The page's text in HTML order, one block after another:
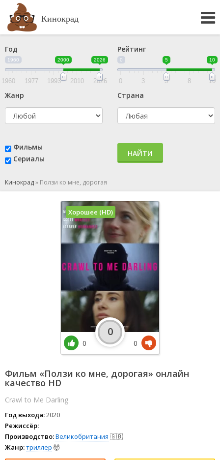
Кинокрад
Год
1960 2000 2026
1960 1977 1993 2010 2026
Рейтинг
0 5 10
0 3 5 8 10
Жанр Страна
Фильмы
Сериалы
НАЙТИ
Кинокрад» Ползи ко мне, дорогая
Фильм «Ползи ко мне, дорогая» онлайн
качество HD
Crawl to Me Darling
Год выхода:2020
Режиссёр:
Производство:Великобритания 🇬🇧
Жанр:триллер 🤯
Хорошее (HD)
0
0
0